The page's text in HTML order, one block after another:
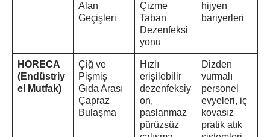
Alan
Geçişleri
Çizme
Taban
Dezenfeksi
yonu
hijyen
bariyerleri
HORECA
(Endüstriy
el Mutfak)
Çiğ ve
Pişmiş
Gıda Arası
Çapraz
Bulaşma
Hızlı
erişilebilir
dezenfeksiy
on,
paslanmaz
pürüzsüz
Dizden
vurmalı
personel
evyeleri, iç
kovasız
pratik atık